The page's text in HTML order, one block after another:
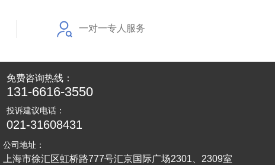
一对一专人服务
免费咨询热线：
131-6616-3550
投诉建议电话：
021-31608431
公司地址：
上海市徐汇区虹桥路777号汇京国际广场2301、2309室